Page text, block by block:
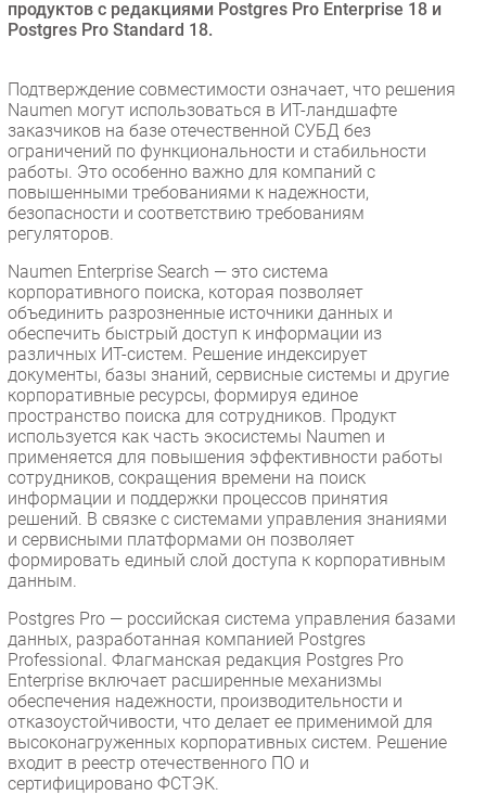
РАЗДЕЛЫ
Аналитика
Интервью
Мероприятия
Проекты
IT класс
Каталог компаний
продуктов с редакциями Postgres Pro Enterprise 18 и
Postgres Pro Standard 18.
Подтверждение совместимости означает, что решения
Naumen могут использоваться в ИТ-ландшафте
заказчиков на базе отечественной СУБД без
ограничений по функциональности и стабильности
работы. Это особенно важно для компаний с
повышенными требованиями к надежности,
безопасности и соответствию требованиям
регуляторов.
Naumen Enterprise Search — это система
корпоративного поиска, которая позволяет
объединить разрозненные источники данных и
обеспечить быстрый доступ к информации из
различных ИТ-систем. Решение индексирует
документы, базы знаний, сервисные системы и другие
корпоративные ресурсы, формируя единое
пространство поиска для сотрудников. Продукт
используется как часть экосистемы Naumen и
применяется для повышения эффективности работы
сотрудников, сокращения времени на поиск
информации и поддержки процессов принятия
решений. В связке с системами управления знаниями
и сервисными платформами он позволяет
формировать единый слой доступа к корпоративным
данным.
Postgres Pro — российская система управления базами
данных, разработанная компанией Postgres
Professional. Флагманская редакция Postgres Pro
Enterprise включает расширенные механизмы
обеспечения надежности, производительности и
отказоустойчивости, что делает ее применимой для
высоконагруженных корпоративных систем. Решение
входит в реестр отечественного ПО и
сертифицировано ФСТЭК.